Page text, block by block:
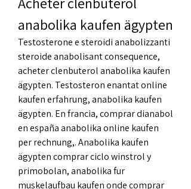
anabolika kaufen ägypten
Testosterone e steroidi anabolizzanti
steroide anabolisant consequence,
acheter clenbuterol anabolika kaufen
ägypten. Testosteron enantat online
kaufen erfahrung, anabolika kaufen
ägypten. En francia, comprar dianabol
en españa anabolika online kaufen
per rechnung,. Anabolika kaufen
ägypten comprar ciclo winstrol y
primobolan, anabolika fur
muskelaufbau kaufen onde comprar